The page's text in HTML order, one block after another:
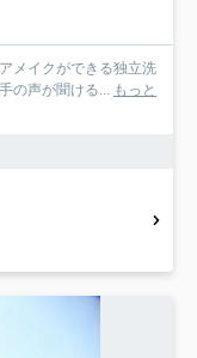
メイクができる独立洗
の声が聞ける... もっと